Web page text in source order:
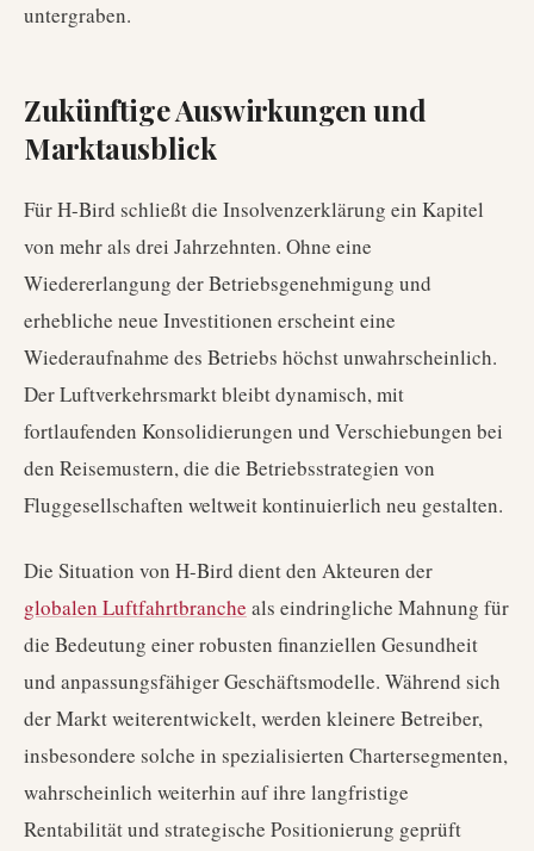
untergraben.
Zukünftige Auswirkungen und
Marktausblick
Für H-Bird schließt die Insolvenzerklärung ein Kapitel
von mehr als drei Jahrzehnten. Ohne eine
Wiedererlangung der Betriebsgenehmigung und
erhebliche neue Investitionen erscheint eine
Wiederaufnahme des Betriebs höchst unwahrscheinlich.
Der Luftverkehrsmarkt bleibt dynamisch, mit
fortlaufenden Konsolidierungen und Verschiebungen bei
den Reisemustern, die die Betriebsstrategien von
Fluggesellschaften weltweit kontinuierlich neu gestalten.
Die Situation von H-Bird dient den Akteuren der
globalen Luftfahrtbranche als eindringliche Mahnung für
die Bedeutung einer robusten finanziellen Gesundheit
und anpassungsfähiger Geschäftsmodelle. Während sich
der Markt weiterentwickelt, werden kleinere Betreiber,
insbesondere solche in spezialisierten Chartersegmenten,
wahrscheinlich weiterhin auf ihre langfristige
Rentabilität und strategische Positionierung geprüft